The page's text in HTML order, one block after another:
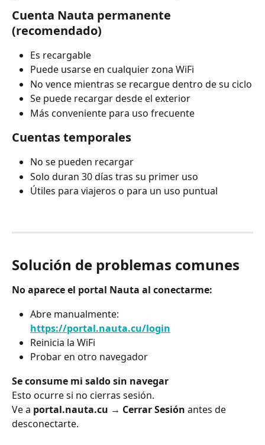
Cuenta Nauta permanente
(recomendado)
Es recargable
Puede usarse en cualquier zona WiFi
No vence mientras se recargue dentro de su ciclo
Se puede recargar desde el exterior
Más conveniente para uso frecuente
Cuentas temporales
No se pueden recargar
Solo duran 30 días tras su primer uso
Útiles para viajeros o para un uso puntual
Solución de problemas comunes
No aparece el portal Nauta al conectarme:
Abre manualmente:
https://portal.nauta.cu/login
Reinicia la WiFi
Probar en otro navegador
Se consume mi saldo sin navegar
Esto ocurre si no cierras sesión.
Ve a portal.nauta.cu → Cerrar Sesión antes de
desconectarte.